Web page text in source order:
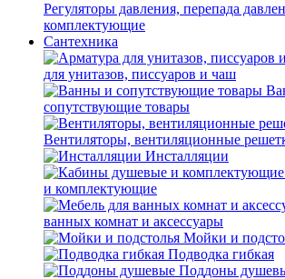
Регуляторы давления, перепада
комплектующие
Сантехника
для унитазов, писсуаров и чаш
сопутствующие товары
Вентиляторы, вентиляционные
Инсталляции
и комплектующие
ванных комнат и аксессуары
Мойки и
Подводка гибкая
Поддоны